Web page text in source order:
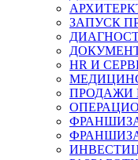
ЗАПУСК
HR И
ПРОДАЖИ